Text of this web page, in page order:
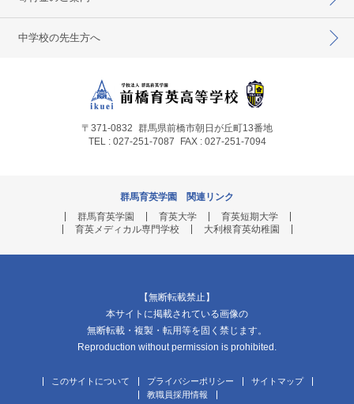
中学校の先生方へ
〒371-0832 群馬県前橋市朝日が丘町13番地
TEL : 027-251-7087
FAX : 027-251-7094
群馬育英学園 関連リンク
群馬育英学園
育英大学
育英短期大学
育英メディカル専門学校
大利根育英幼稚園
【無断転載禁止】
本サイトに掲載されている画像の
無断転載・複製・転用等を固く禁じます。
Reproduction without permission is prohibited.
このサイトについて プライバシーポリシー
サイトマップ
教職員採用情報